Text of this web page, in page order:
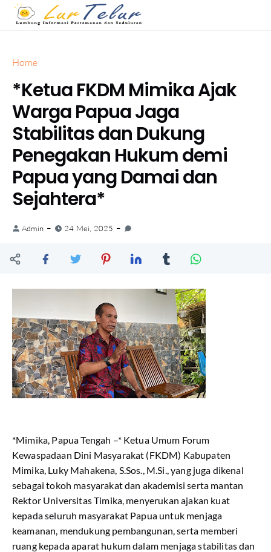
Home
*Ketua FKDM Mimika Ajak
Warga Papua Jaga
Stabilitas dan Dukung
Penegakan Hukum demi
Papua yang Damai dan
Sejahtera*
Admin 24 Mei, 2025
*Mimika, Papua Tengah –* Ketua Umum Forum
Kewaspadaan Dini Masyarakat (FKDM) Kabupaten
Mimika, Luky Mahakena, S.Sos., M.Si., yang juga dikenal
sebagai tokoh masyarakat dan akademisi serta mantan
Rektor Universitas Timika, menyerukan ajakan kuat
kepada seluruh masyarakat Papua untuk menjaga
keamanan, mendukung pembangunan, serta memberi
ruang kepada aparat hukum dalam menjaga stabilitas dan